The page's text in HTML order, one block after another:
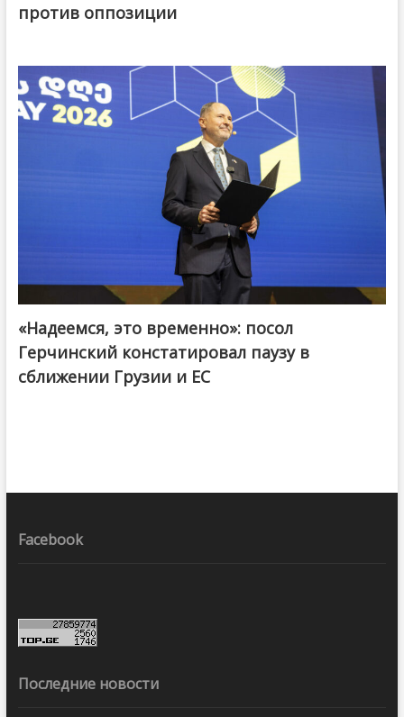
против оппозиции
«Надеемся, это временно»: посол
Герчинский констатировал паузу в
сближении Грузии и ЕС
Facebook
Последние новости